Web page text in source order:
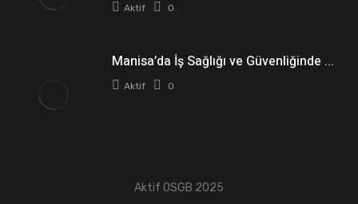
Aktif 0
Manisa’da İş Sağlığı ve Güvenliğinde ...
Aktif 0
Aktif OSGB 2025